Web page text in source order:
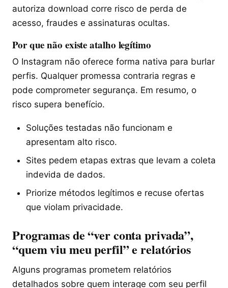
autoriza download corre risco de perda de
acesso, fraudes e assinaturas ocultas.
Por que não existe atalho legítimo
O Instagram não oferece forma nativa para burlar
perfis. Qualquer promessa contraria regras e
pode comprometer segurança. Em resumo, o
risco supera benefício.
Soluções testadas não funcionam e
apresentam alto risco.
Sites pedem etapas extras que levam a coleta
indevida de dados.
Priorize métodos legítimos e recuse ofertas
que violam privacidade.
Programas de “ver conta privada”,
“quem viu meu perfil” e relatórios
Alguns programas prometem relatórios
detalhados sobre quem interage com seu perfil